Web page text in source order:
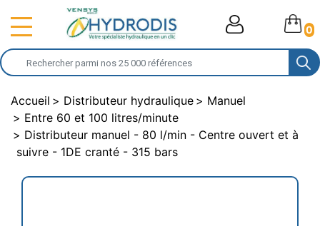
0
Accueil Distributeur hydraulique
Manuel
Entre 60 et 100 litres/minute
Distributeur manuel - 80 l/min - Centre ouvert et à
suivre - 1DE cranté - 315 bars